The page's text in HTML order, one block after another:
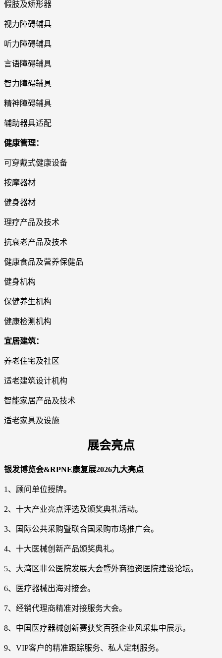
假肢及矫形器
视力障碍辅具
听力障碍辅具
言语障碍辅具
智力障碍辅具
精神障碍辅具
辅助器具适配
健康管理：
可穿戴式健康设备
按摩器材
健身器材
理疗产品及技术
抗衰老产品及技术
健康食品及营养保健品
健身机构
保健养生机构
健康检测机构
宜居建筑：
养老住宅及社区
适老建筑设计机构
智能家居产品及技术
适老家具及设施
展会亮点
银发博览会&RPNE康复展2026九大亮点
1、顾问单位授牌。
2、十大产业亮点评选及颁奖典礼活动。
3、国际公共采购暨联合国采购市场推广会。
4、十大医械创新产品颁奖典礼。
5、大湾区非公医院发展大会暨外商独资医院建设论坛。
6、医疗器械出海对接会。
7、经销代理商精准对接服务大会。
8、中国医疗器械创新赛获奖百强企业风采集中展示。
9、VIP客户的精准跟踪服务、私人定制服务。